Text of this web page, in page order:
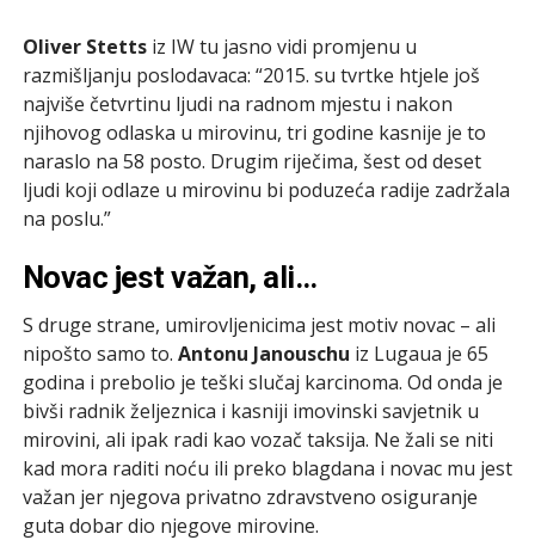
Oliver Stettsiz IW tu jasno vidi promjenu u
razmišljanju poslodavaca: “2015. su tvrtke htjele još
najviše četvrtinu ljudi na radnom mjestu i nakon
njihovog odlaska u mirovinu, tri godine kasnije je to
naraslo na 58 posto. Drugim riječima, šest od deset
ljudi koji odlaze u mirovinu bi poduzeća radije zadržala
na poslu.”
Novac jest važan, ali…
S druge strane, umirovljenicima jest motiv novac – ali
nipošto samo to. Antonu Janouschu iz Lugaua je 65
godina i prebolio je teški slučaj karcinoma. Od onda je
bivši radnik željeznica i kasniji imovinski savjetnik u
mirovini, ali ipak radi kao vozač taksija. Ne žali se niti
kad mora raditi noću ili preko blagdana i novac mu jest
važan jer njegova privatno zdravstveno osiguranje
guta dobar dio njegove mirovine.